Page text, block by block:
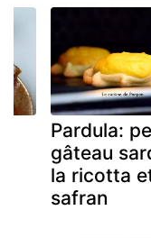
Pardula:
gâteau
la ricotta
safran